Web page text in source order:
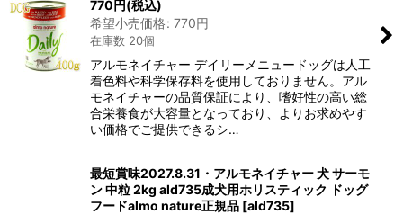
770円(税込)
希望小売価格: 770円
在庫数 20個
アルモネイチャー デイリーメニュードッグは人工
着色料や科学保存料を使用しておりません。アル
モネイチャーの品質保証により、嗜好性の高い総
合栄養食が大容量となっており、よりお求めやす
い価格でご提供できるシ…
最短賞味2027.8.31・アルモネイチャー 犬 サーモ
ン 中粒 2kg ald735成犬用ホリスティック ドッグ
フードalmo nature正規品 [ald735]